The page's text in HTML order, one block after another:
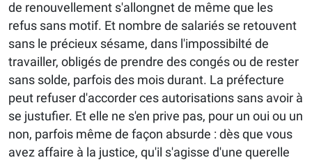
de renouvellement s'allongnet de même que les
refus sans motif. Et nombre de salariés se retouvent
sans le précieux sésame, dans l'impossibilté de
travailler, obligés de prendre des congés ou de rester
sans solde, parfois des mois durant. La préfecture
peut refuser d'accorder ces autorisations sans avoir à
se justufier. Et elle ne s'en prive pas, pour un oui ou un
non, parfois même de façon absurde : dès que vous
avez affaire à la justice, qu'il s'agisse d'une querelle